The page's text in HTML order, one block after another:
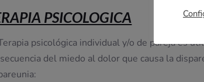
PSICOLOGICA
psicológica individual y/o de pareja es
del miedo al dolor que causa la